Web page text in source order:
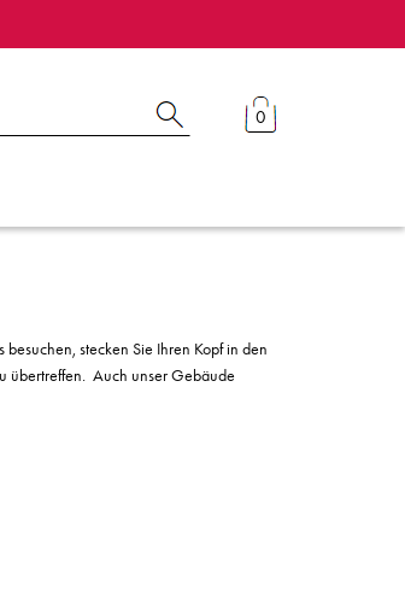
0
stecken Sie Ihren Kopf in den
übertreffen. Auch unser Gebäude